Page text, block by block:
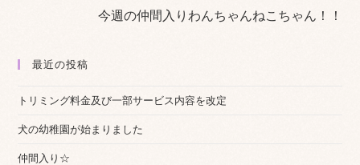
む
今週の仲間入りわんちゃんねこちゃん！！
最近の投稿
トリミング料金及び一部サービス内容を改定
犬の幼稚園が始まりました
仲間入り☆